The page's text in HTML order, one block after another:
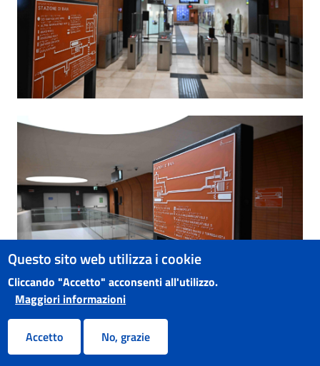
Questo sito web utilizza i cookie
Cliccando "Accetto" acconsenti all'utilizzo.
Maggiori informazioni
Accetto No, grazie